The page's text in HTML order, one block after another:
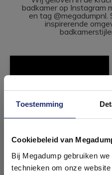
Toestemming
Cookiebeleid van
Bij Megadump gebruiken
technieken om onze
badkamer op Instagram
en tag
inspirerende
badkamers in